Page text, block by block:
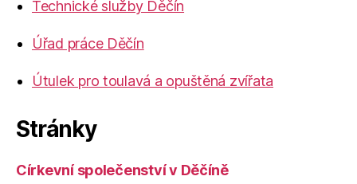
Technické služby Děčín
Úřad práce Děčín
Útulek pro toulavá a opuštěná zvířata
Stránky
Církevní společenství v Děčíně